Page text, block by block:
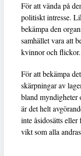
För att vända på
politiskt intresse.
bekämpa den
samhället vara att
kvinnor och flickor.
För att bekämpa
skärpningar av
bland myndigheter
är det helt
inte åsidosätts
vikt som alla